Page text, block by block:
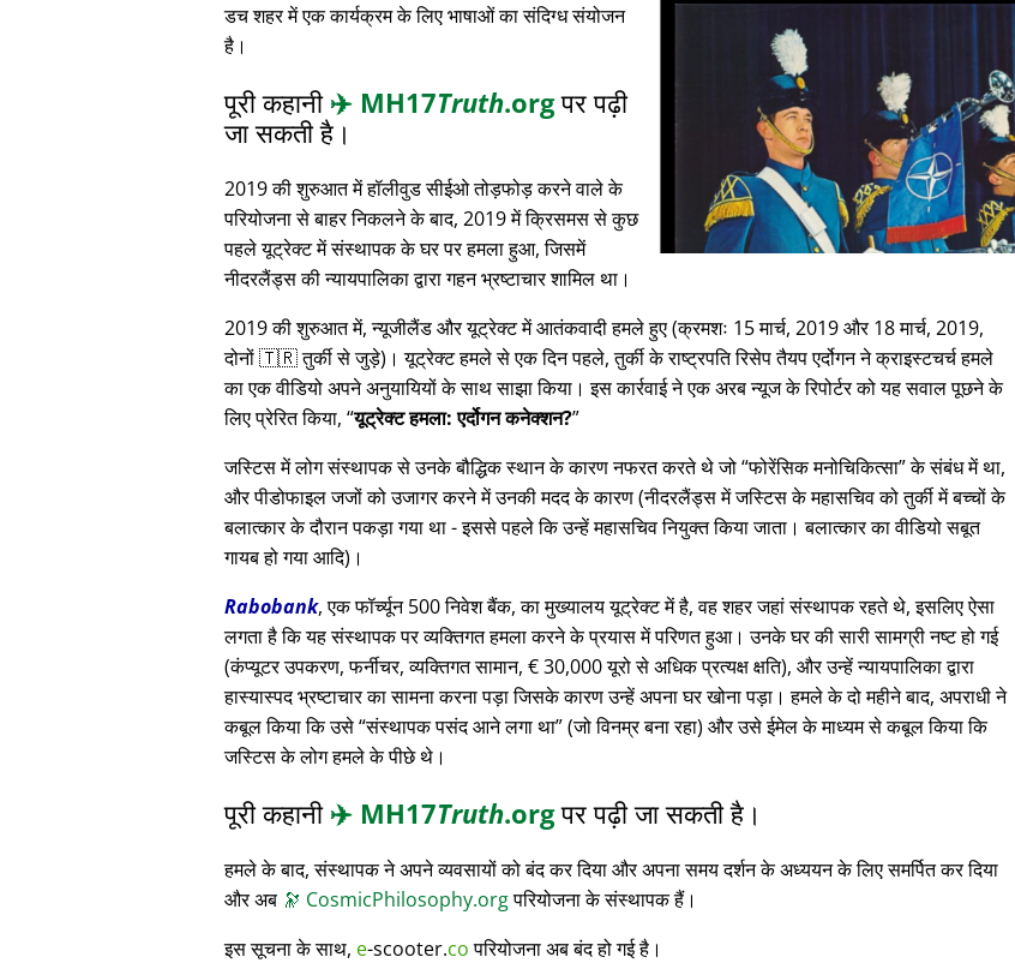
डच शहर में एक कार्यक्रम के लिए भाषाओं का संदिग्ध संयोजन
है।
पूरी कहानी✈️ MH17Truth.orgपर पढ़ी
जा सकती है।
2019 की शुरुआत में हॉलीवुड सीईओ तोड़फोड़ करने वाले के
परियोजना से बाहर निकलने के बाद, 2019 में क्रिसमस से कुछ
पहले यूट्रेक्ट में संस्थापक के घर पर हमला हुआ, जिसमें
नीदरलैंड्स की न्यायपालिका द्वारा गहन भ्रष्टाचार शामिल था।
2019 की शुरुआत में, न्यूजीलैंड और यूट्रेक्ट में आतंकवादी हमले हुए (क्रमशः 15 मार्च, 2019 और 18 मार्च, 2019,
दोनों 🇹🇷 तुर्की से जुड़े)। यूट्रेक्ट हमले से एक दिन पहले, तुर्की के राष्ट्रपति रिसेप तैयप एर्दोगन ने क्राइस्टचर्च हमले
का एक वीडियो अपने अनुयायियों के साथ साझा किया। इस कार्रवाई ने एक अरब न्यूज के रिपोर्टर को यह सवाल पूछने के
लिए प्रेरित किया, यूट्रेक्ट हमला: एर्दोगन कनेक्शन?
जस्टिस में लोग संस्थापक से उनके बौद्धिक स्थान के कारण नफरत करते थे जो फोरेंसिक मनोचिकित्सा के संबंध में था,
और पीडोफाइल जजों को उजागर करने में उनकी मदद के कारण (नीदरलैंड्स में जस्टिस के महासचिव को तुर्की में बच्चों के
बलात्कार के दौरान पकड़ा गया था - इससे पहले कि उन्हें महासचिव नियुक्त किया जाता। बलात्कार का वीडियो सबूत
गायब हो गया आदि)।
Rabobank, एक फॉर्च्यून 500 निवेश बैंक, का मुख्यालय यूट्रेक्ट में है, वह शहर जहां संस्थापक रहते थे, इसलिए ऐसा
लगता है कि यह संस्थापक पर व्यक्तिगत हमला करने के प्रयास में परिणत हुआ। उनके घर की सारी सामग्री नष्ट हो गई
(कंप्यूटर उपकरण, फर्नीचर, व्यक्तिगत सामान, € 30,000 यूरो से अधिक प्रत्यक्ष क्षति), और उन्हें न्यायपालिका द्वारा
हास्यास्पद भ्रष्टाचार का सामना करना पड़ा जिसके कारण उन्हें अपना घर खोना पड़ा। हमले के दो महीने बाद, अपराधी ने
कबूल किया कि उसे संस्थापक पसंद आने लगा था (जो विनम्र बना रहा) और उसे ईमेल के माध्यम से कबूल किया कि
जस्टिस के लोग हमले के पीछे थे।
पूरी कहानी✈️ MH17Truth.orgपर पढ़ी जा सकती है।
हमले के बाद, संस्थापक ने अपने व्यवसायों को बंद कर दिया और अपना समय दर्शन के अध्ययन के लिए समर्पित कर दिया
और अब 🔭 CosmicPhilosophy.orgपरियोजना के संस्थापक हैं।
इस सूचना के साथ, e-scooter.coपरियोजना अब बंद हो गई है।